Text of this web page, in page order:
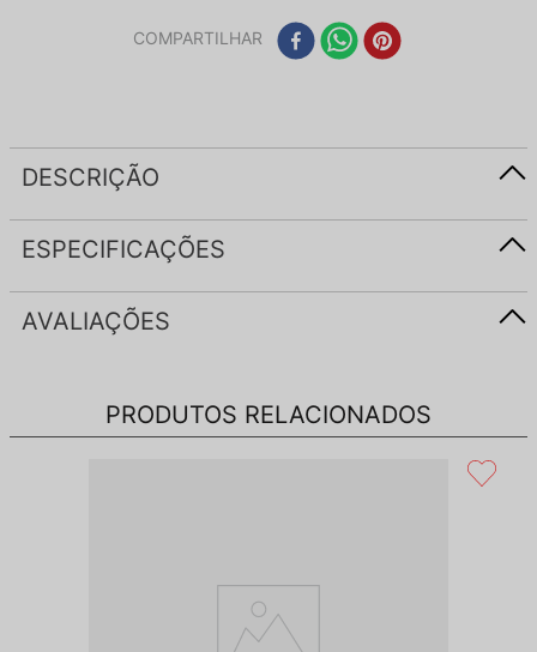
COMPARTILHAR
DESCRIÇÃO
ESPECIFICAÇÕES
AVALIAÇÕES
PRODUTOS RELACIONADOS